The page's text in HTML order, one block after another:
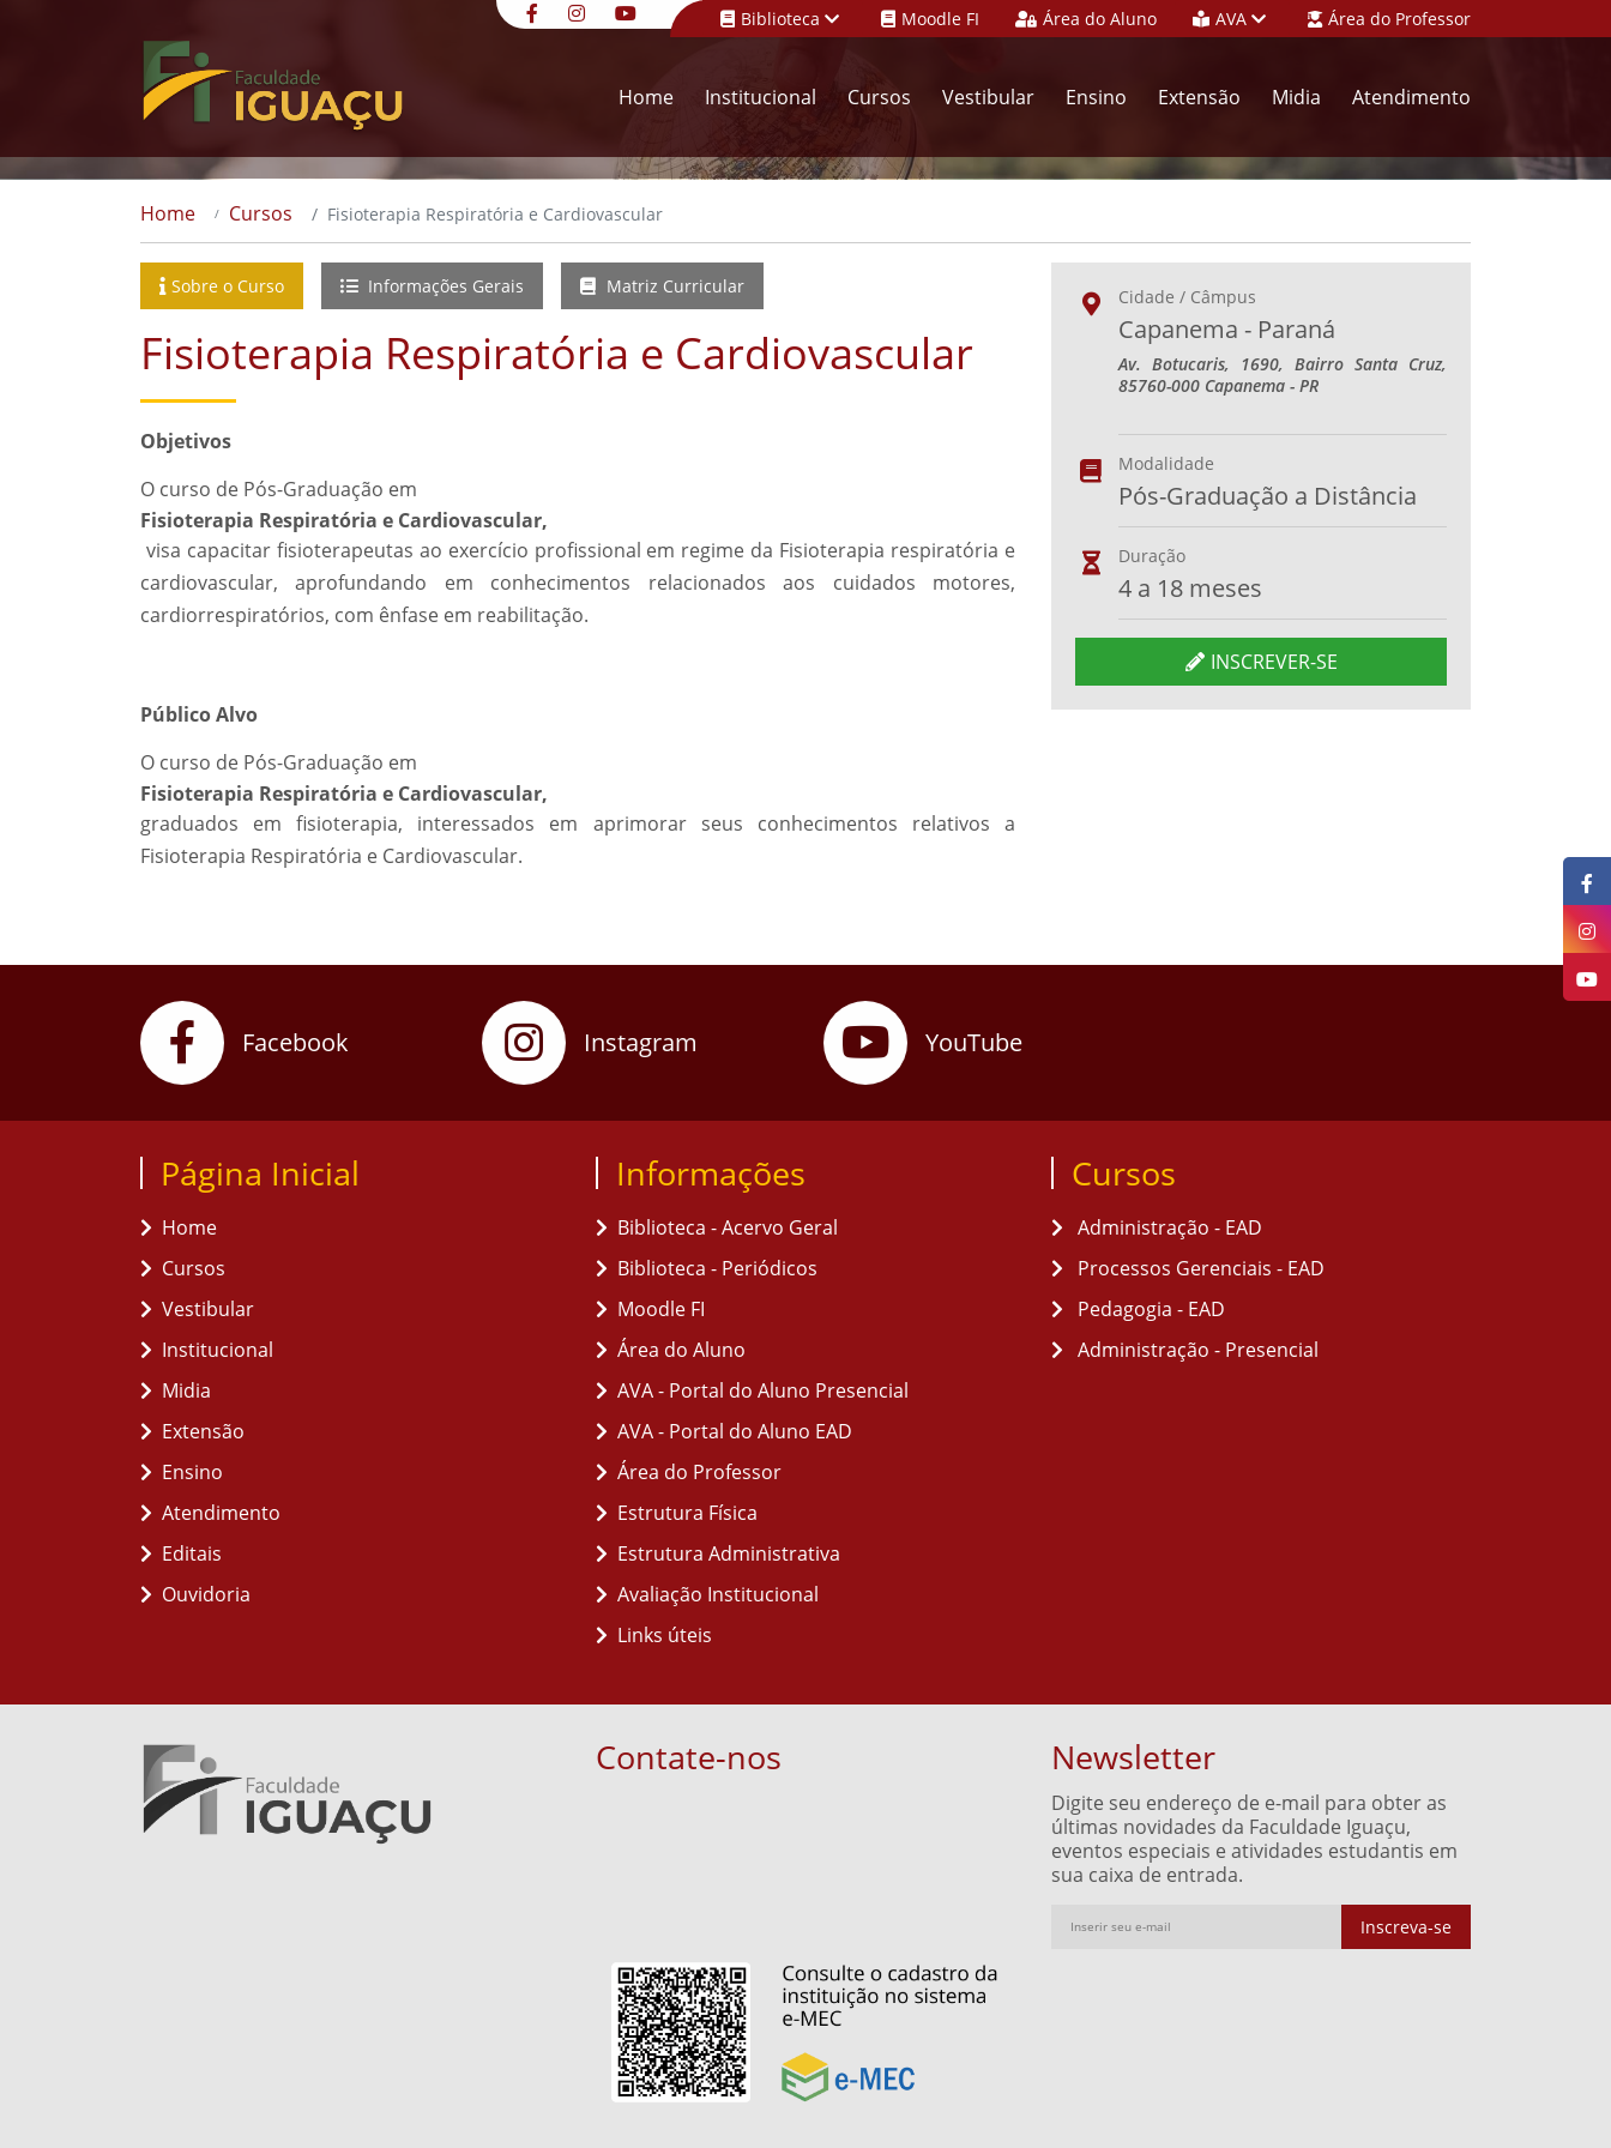
Biblioteca Moodle FI Área do Aluno AVA Área do Professor
Home Institucional Cursos Vestibular Ensino Extensão Midia Atendimento
Home Cursos Fisioterapia Respiratória e Cardiovascular
Sobre o Curso Informações Gerais Matriz Curricular
Fisioterapia Respiratória e Cardiovascular
Objetivos
O curso de Pós-Graduação em
Fisioterapia Respiratória e Cardiovascular,
visa capacitar fisioterapeutas ao exercício profissional em regime da Fisioterapia respiratória e
cardiovascular, aprofundando em conhecimentos relacionados aos cuidados motores,
cardiorrespiratórios, com ênfase em reabilitação.
Público Alvo
O curso de Pós-Graduação em
Fisioterapia Respiratória e Cardiovascular,
graduados em fisioterapia, interessados em aprimorar seus conhecimentos relativos a
Fisioterapia Respiratória e Cardiovascular.
Cidade / Câmpus
Capanema - Paraná
Av. Botucaris, 1690, Bairro Santa Cruz,
85760-000 Capanema - PR
Modalidade
Pós-Graduação a Distância
Duração
4 a 18 meses
INSCREVER-SE
Facebook Instagram YouTube
Página Inicial
Home
Cursos
Vestibular
Institucional
Midia
Extensão
Ensino
Atendimento
Editais
Ouvidoria
Informações
Biblioteca - Acervo Geral
Biblioteca - Periódicos
Moodle FI
Área do Aluno
AVA - Portal do Aluno Presencial
AVA - Portal do Aluno EAD
Área do Professor
Estrutura Física
Estrutura Administrativa
Avaliação Institucional
Links úteis
Cursos
Administração - EAD
Processos Gerenciais - EAD
Pedagogia - EAD
Administração - Presencial
Contate-nos Newsletter
Digite seu endereço de e-mail para obter as
últimas novidades da Faculdade Iguaçu,
eventos especiais e atividades estudantis em
sua caixa de entrada.
Inscreva-se